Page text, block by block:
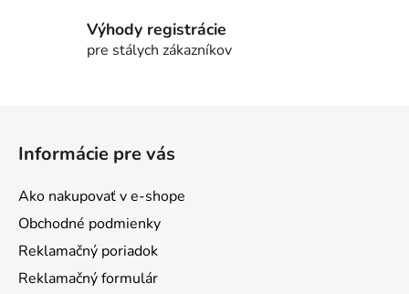
Výhody registrácie
pre stálych zákazníkov
Informácie pre vás
Ako nakupovať v e-shope
Obchodné podmienky
Reklamačný poriadok
Reklamačný formulár